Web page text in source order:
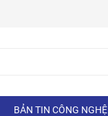
BẢN TIN CÔNG NGHỆ